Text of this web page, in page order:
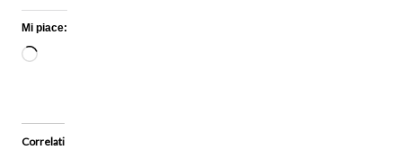
Mi piace:
Caricamento
Correlati